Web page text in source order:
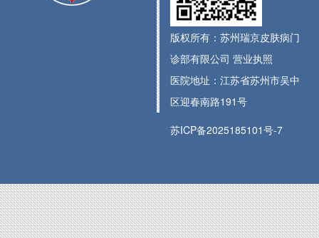
版权所有：苏州瑞京皮肤病门
诊部有限公司 营业执照
医院地址：江苏省苏州市吴中
区迎春南路191号
苏ICP备2025185101号-7